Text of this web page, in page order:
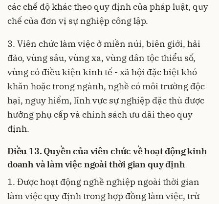
các chế độ khác theo quy định của pháp luật, quy
chế của đơn vị sự nghiệp công lập.
3. Viên chức làm việc ở miền núi, biên giới, hải
đảo, vùng sâu, vùng xa, vùng dân tộc thiểu số,
vùng có điều kiện kinh tế - xã hội đặc biệt khó
khăn hoặc trong ngành, nghề có môi trường độc
hại, nguy hiểm, lĩnh vực sự nghiệp đặc thù được
hưởng phụ cấp và chính sách ưu đãi theo quy
định.
Điều 13. Quyền của viên chức về hoạt động kinh
doanh và làm việc ngoài thời gian quy định
1. Được hoạt động nghề nghiệp ngoài thời gian
làm việc quy định trong hợp đồng làm việc, trừ